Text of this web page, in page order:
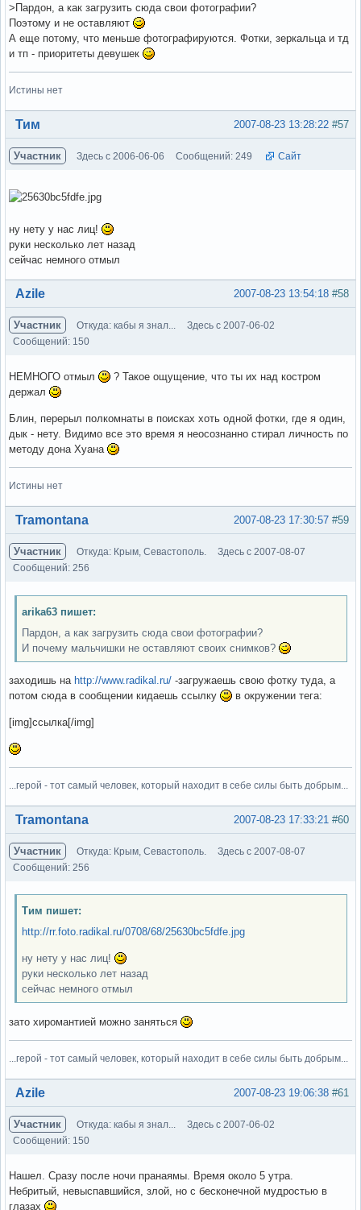
>Пардон, а как загрузить сюда свои фотографии?
Поэтому и не оставляют
А еще потому, что меньше фотографируются. Фотки, зеркальца и тд
и тп - приоритеты девушек
Истины нет
Вне форума #57
2007-08-23 13:28:22
Тим
Участник Здесь с 2006-06-06 Сообщений: 249 Сайт
ну нету у нас лиц!
руки несколько лет назад
сейчас немного отмыл
Вне форума #58
2007-08-23 13:54:18
Azile
Участник Откуда: кабы я знал...
Здесь с 2007-06-02
Сообщений: 150
НЕМНОГО отмыл
? Такое ощущение, что ты их над костром
держал
Блин, перерыл полкомнаты в поисках хоть одной фотки, где я один,
дык - нету. Видимо все это время я неосознанно стирал личность по
методу дона Хуана
Истины нет
Вне форума #59
2007-08-23 17:30:57
Tramontana
Участник Откуда: Крым, Севастополь.
Здесь с 2007-08-07
Сообщений: 256
arika63 пишет:
Пардон, а как загрузить сюда свои фотографии?
И почему мальчишки не оставляют своих снимков?
заходишь на http://www.radikal.ru/ -загружаешь свою фотку туда, а
потом сюда в сообщении кидаешь ссылку
в окружении тега:
[img]ссылка[/img]
...герой - тот самый человек, который находит в себе силы быть добрым...
Вне форума #60
2007-08-23 17:33:21
Tramontana
Участник Откуда: Крым, Севастополь.
Здесь с 2007-08-07
Сообщений: 256
Тим пишет:
http://rr.foto.radikal.ru/0708/68/25630bc5fdfe.jpg
ну нету у нас лиц!
руки несколько лет назад
сейчас немного отмыл
зато хиромантией можно заняться
...герой - тот самый человек, который находит в себе силы быть добрым...
Вне форума #61
2007-08-23 19:06:38
Azile
Участник Откуда: кабы я знал...
Здесь с 2007-06-02
Сообщений: 150
Нашел. Сразу после ночи пранаямы. Время около 5 утра.
Небритый, невыспавшийся, злой, но с бесконечной мудростью в
глазах